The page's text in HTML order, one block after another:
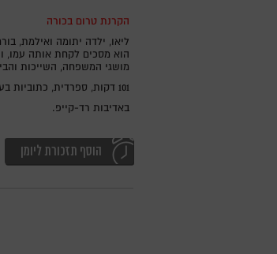
הקרנת טרום בכורה
ליאו, ילדה יתומה ואילמת,
הוא מסכים לקחת אותה עמו,
מושגי המשפחה, השייכות
101 דקות, ספרדית, כתוביות בעברית ובאנגלית.
באדיבות רד-קייפ.
הוסף תזכורת ליומן